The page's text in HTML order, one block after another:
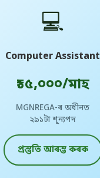
💻
Computer Assistant
₹১৫,০০০/মাহ
MGNREGA-ৰ অধীনত
২৯১টা শূন্যপদ
প্ৰস্তুতি আৰম্ভ কৰক